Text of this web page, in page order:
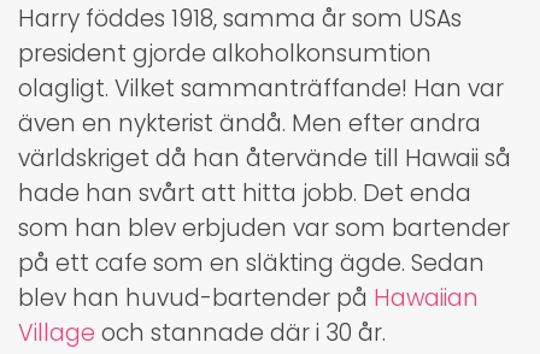
Harry föddes 1918, samma år som USAs
president gjorde alkoholkonsumtion
olagligt. Vilket sammanträffande! Han var
även en nykterist ändå. Men efter andra
världskriget då han återvände till Hawaii så
hade han svårt att hitta jobb. Det enda
som han blev erbjuden var som bartender
på ett cafe som en släkting ägde. Sedan
blev han huvud-bartender på Hawaiian
Village och stannade där i 30 år.